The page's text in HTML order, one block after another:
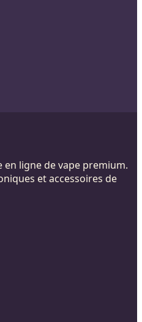
en ligne de vape premium.
et accessoires de